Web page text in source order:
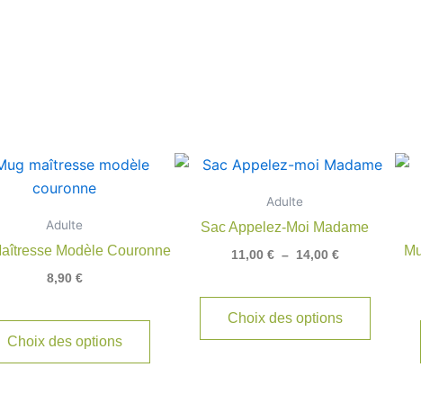
Adulte
Modèle Couronne
8,90 €
Choix des options
Adulte
Sac Appelez-Moi Madame
11,00 € – 14,00 €
Plage
à
Choix des options
Ce
options